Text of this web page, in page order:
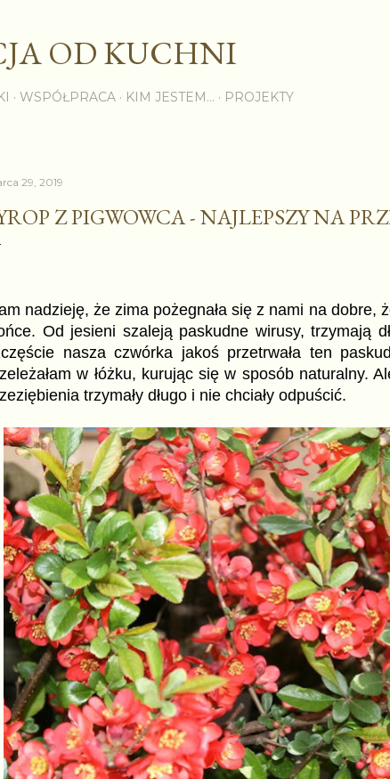
OD KUCHNI
WSPÓŁPRACA KIM JESTEM... PROJEKTY
29, 2019
Z PIGWOWCA - NAJLEPSZY NA
nadzieję, że zima pożegnała się z nami na dobre,
Od jesieni szaleją paskudne wirusy, trzymają
nasza czwórka jakoś przetrwała ten
w łóżku, kurując się w sposób naturalny.
trzymały długo i nie chciały odpuścić.